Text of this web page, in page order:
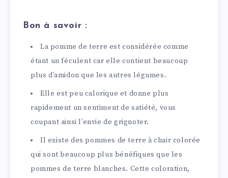
Bon à savoir :
La pomme de terre est considérée comme
étant un féculent car elle contient beaucoup
plus d’amidon que les autres légumes.
Elle est peu calorique et donne plus
rapidement un sentiment de satiété, vous
coupant ainsi l’envie de grignoter.
Il existe des pommes de terre à chair colorée
qui sont beaucoup plus bénéfiques que les
pommes de terre blanches. Cette coloration,